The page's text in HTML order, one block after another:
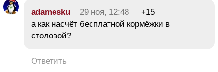
adamesku 29 ноя, 12:48
+15
а как насчёт бесплатной кормёжки в
столовой?
Ответить